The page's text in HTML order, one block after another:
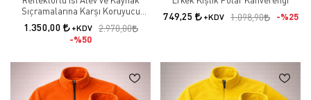
Sıçramalarına Karşı Koruyucu
Yanmaz Pantolon
1.350,00 +KDV
2.970,00
%50
749,25 +KDV 1.098,90 %25